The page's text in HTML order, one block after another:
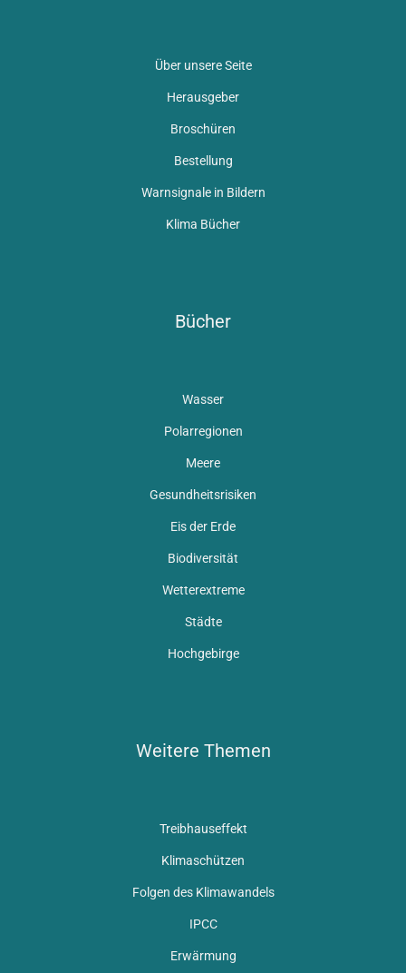
Über unsere Seite
Herausgeber
Broschüren
Bestellung
Warnsignale in Bildern
Klima Bücher
Bücher
Wasser
Polarregionen
Meere
Gesundheitsrisiken
Eis der Erde
Biodiversität
Wetterextreme
Städte
Hochgebirge
Weitere Themen
Treibhauseffekt
Klimaschützen
Folgen des Klimawandels
IPCC
Erwärmung